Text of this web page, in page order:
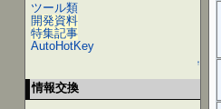
ツール類
開発資料
特集記事
AutoHotKey
↑
情報交換